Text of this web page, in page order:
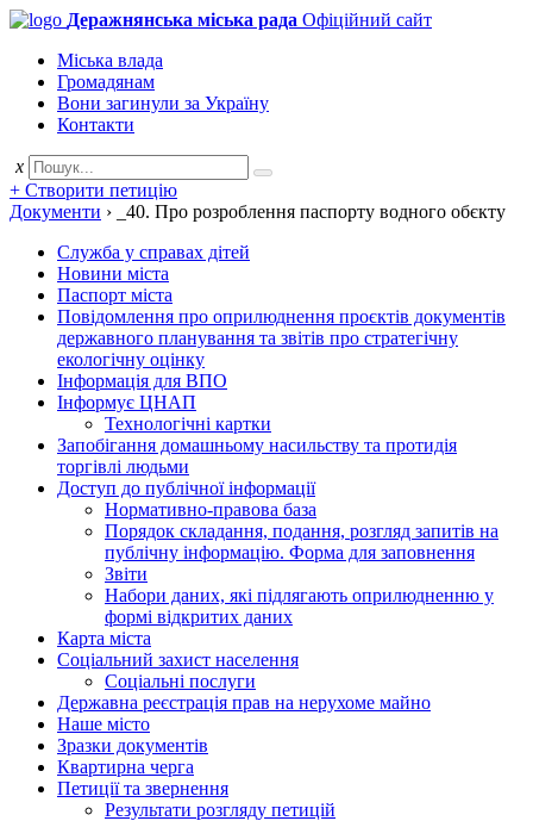
Деражнянська міська рада Офіційний сайт
Міська влада
Громадянам
Вони загинули за Україну
Контакти
x
+ Створити петицію
Документи ›
_40. Про розроблення паспорту водного обєкту
Служба у справах дітей
Новини міста
Паспорт міста
Повідомлення про оприлюднення проєктів документів
державного планування та звітів про стратегічну
екологічну оцінку
Інформація для ВПО
Інформує ЦНАП
Технологічні картки
Запобігання домашньому насильству та протидія
торгівлі людьми
Доступ до публічної інформації
Нормативно-правова база
Порядок складання, подання, розгляд запитів на
публічну інформацію. Форма для заповнення
Звіти
Набори даних, які підлягають оприлюдненню у
формі відкритих даних
Карта міста
Соціальний захист населення
Соціальні послуги
Державна реєстрація прав на нерухоме майно
Наше місто
Зразки документів
Квартирна черга
Петиції та звернення
Результати розгляду петицій